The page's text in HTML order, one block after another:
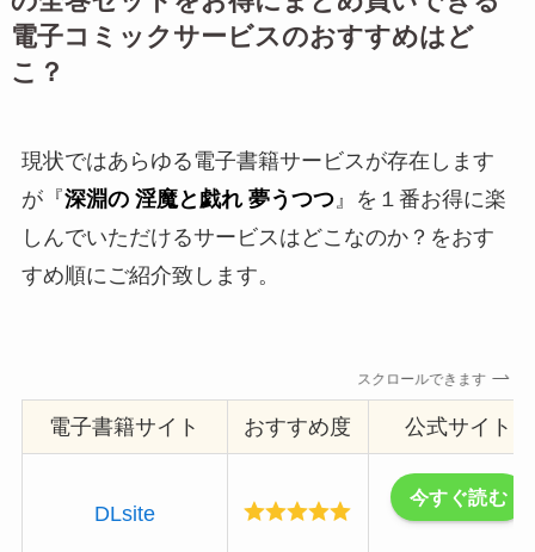
電子コミックサービスのおすすめはど
こ？
現状ではあらゆる電子書籍サービスが存在します
が『深淵の 淫魔と戯れ 夢うつつ』を１番お得に楽
しんでいただけるサービスはどこなのか？をおす
すめ順にご紹介致します。
スクロールできます
電子書籍サイト おすすめ度 公式サイト
DLsite
今すぐ読む